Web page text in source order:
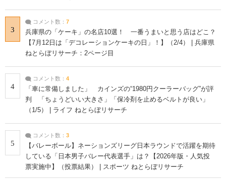
3
コメント数： 7
兵庫県の「ケーキ」の名店10選！ 一番うまいと思う店はどこ？
【7月12日は「デコレーションケーキの日」！】（2/4） | 兵庫県
ねとらぼリサーチ：2ページ目
4
コメント数： 4
「車に常備しました」 カインズの“1980円クーラーバッグ”が評
判 「ちょうどいい大きさ」「保冷剤を止めるベルトが良い」
（1/5） | ライフ ねとらぼリサーチ
5
コメント数： 3
【バレーボール】ネーションズリーグ日本ラウンドで活躍を期待
している「日本男子バレー代表選手」は？【2026年版・人気投
票実施中】（投票結果） | スポーツ ねとらぼリサーチ